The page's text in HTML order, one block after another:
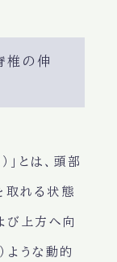
椎の伸
とは、頭部
取れる状態
び上方へ向
うな動的